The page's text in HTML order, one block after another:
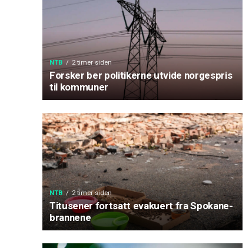
NTB 2 timer siden
Forsker ber politikerne utvide norgespris
til kommuner
NTB 2 timer siden
Titusener fortsatt evakuert fra Spokane-
brannene